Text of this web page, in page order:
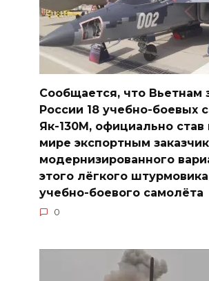
Сообщается, что Вьетнам
России 18 учебно-боевых
Як-130М, официально
мире экспортным
модернизированного
этого лёгкого
учебно-боевого самолёта
0